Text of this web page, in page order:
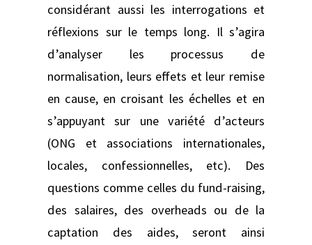
considérant aussi les interrogations et
réflexions sur le temps long. Il s’agira
d’analyser les processus de
normalisation, leurs effets et leur remise
en cause, en croisant les échelles et en
s’appuyant sur une variété d’acteurs
(ONG et associations internationales,
locales, confessionnelles, etc). Des
questions comme celles du fund-raising,
des salaires, des overheads ou de la
captation des aides, seront ainsi